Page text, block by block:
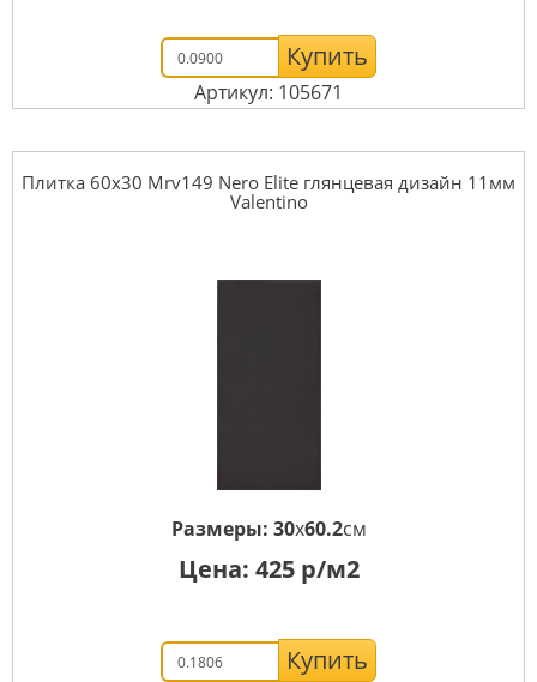
Купить
Артикул: 105671
Плитка 60x30 Mrv149 Nero Elite глянцевая дизайн 11мм
Valentino
Размеры: 30x60.2см
Цена: 425р/м2
Купить